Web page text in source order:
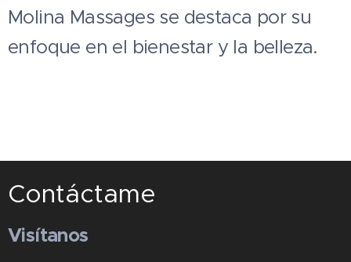
Molina Massages se destaca por su
enfoque en el bienestar y la belleza.
Contáctame
Visítanos